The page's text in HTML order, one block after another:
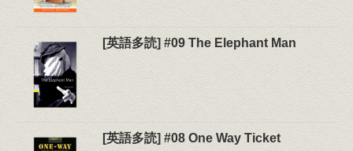
[英語多読] #09 The Elephant Man
[英語多読] #08 One Way Ticket